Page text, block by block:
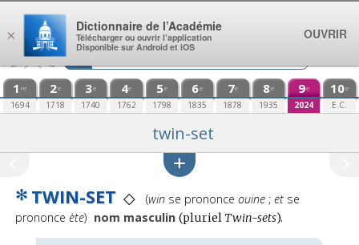
Aller au contenu
1 re
1694
2e
1718
3e
1740
4e
1762
5e
1798
6e
1835
7e
1878
8e
1935
9e
2024
10e
E.C.
twin-set
✻ TWIN-SET ◇
Prononciation
:
(winse prononce ouine; etse
prononce ète) nom masculin (pluriel Twin-sets).
×
Dictionnaire de l’Académie
Télécharger ou ouvrir l’application
Disponible sur Android et iOS
OUVRIR